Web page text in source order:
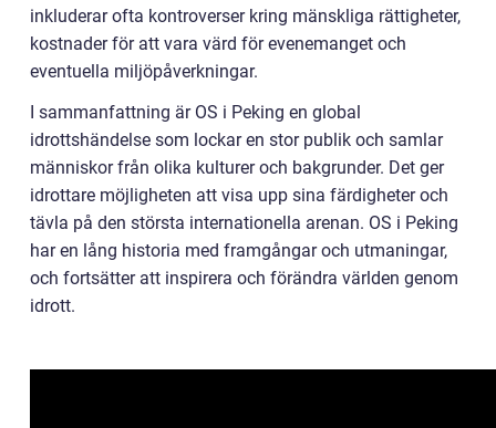
inkluderar ofta kontroverser kring mänskliga rättigheter,
kostnader för att vara värd för evenemanget och
eventuella miljöpåverkningar.
I sammanfattning är OS i Peking en global
idrottshändelse som lockar en stor publik och samlar
människor från olika kulturer och bakgrunder. Det ger
idrottare möjligheten att visa upp sina färdigheter och
tävla på den största internationella arenan. OS i Peking
har en lång historia med framgångar och utmaningar,
och fortsätter att inspirera och förändra världen genom
idrott.